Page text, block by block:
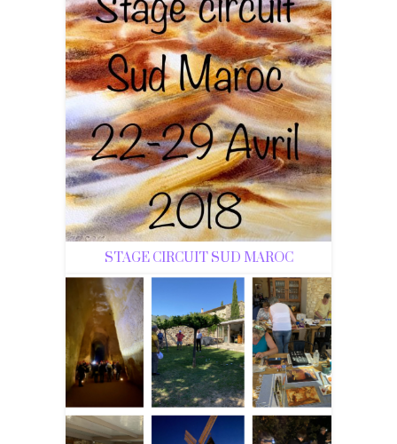
STAGE CIRCUIT SUD MAROC